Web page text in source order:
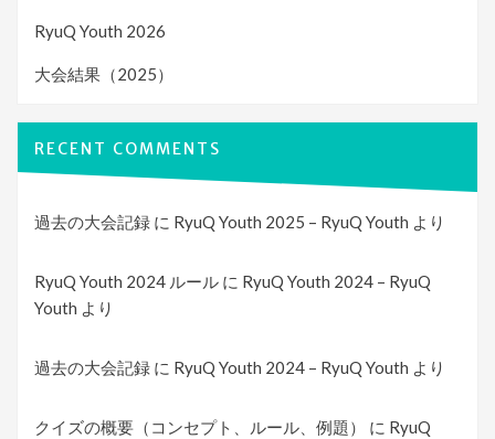
RyuQ Youth 2026
大会結果（2025）
RECENT COMMENTS
過去の大会記録 に RyuQ Youth 2025 – RyuQ Youth より
RyuQ Youth 2024 ルール に RyuQ Youth 2024 – RyuQ
Youth より
過去の大会記録 に RyuQ Youth 2024 – RyuQ Youth より
クイズの概要（コンセプト、ルール、例題） に RyuQ